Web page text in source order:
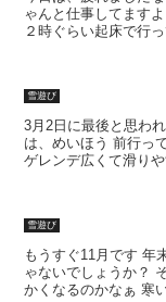
ゃんと仕事してます
２時ぐらい起床で行
雪遊び
3月2日に最後と思わ
は、めいほう 前行っ
ゲレンデ広くて滑り
雪遊び
もうすぐ11月です 年
ゃないでしょうか？
かくなるのかなぁ 寒